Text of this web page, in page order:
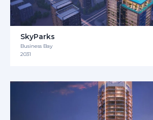
SkyParks
Business Bay
2031